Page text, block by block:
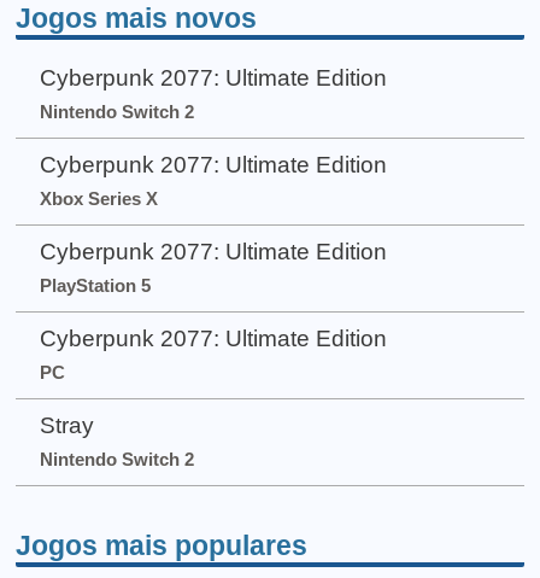
Jogos mais novos
Cyberpunk 2077: Ultimate Edition
Nintendo Switch 2
Cyberpunk 2077: Ultimate Edition
Xbox Series X
Cyberpunk 2077: Ultimate Edition
PlayStation 5
Cyberpunk 2077: Ultimate Edition
PC
Stray
Nintendo Switch 2
Jogos mais populares